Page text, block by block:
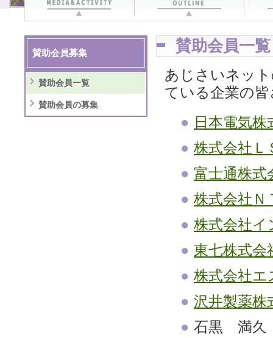
賛助会員一覧
あじさいネッ
ている企業の
● 日本電気
● 株式会社Ｌ
● 富士通株
● 株式会社Ｎ
● 株式会社
● 東七株式会
● 株式会社
● 沢井製薬株
● 石黒 満
賛助会員募集
賛助会員一覧
賛助会員の募集